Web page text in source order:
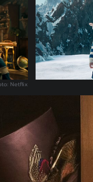
Netflix